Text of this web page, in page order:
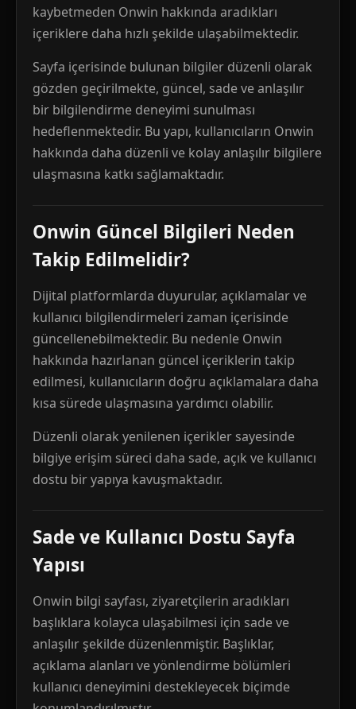
kaybetmeden Onwin hakkında aradıkları
içeriklere daha hızlı şekilde ulaşabilmektedir.
Sayfa içerisinde bulunan bilgiler düzenli olarak
gözden geçirilmekte, güncel, sade ve anlaşılır
bir bilgilendirme deneyimi sunulması
hedeflenmektedir. Bu yapı, kullanıcıların Onwin
hakkında daha düzenli ve kolay anlaşılır bilgilere
ulaşmasına katkı sağlamaktadır.
Onwin Güncel Bilgileri Neden
Takip Edilmelidir?
Dijital platformlarda duyurular, açıklamalar ve
kullanıcı bilgilendirmeleri zaman içerisinde
güncellenebilmektedir. Bu nedenle Onwin
hakkında hazırlanan güncel içeriklerin takip
edilmesi, kullanıcıların doğru açıklamalara daha
kısa sürede ulaşmasına yardımcı olabilir.
Düzenli olarak yenilenen içerikler sayesinde
bilgiye erişim süreci daha sade, açık ve kullanıcı
dostu bir yapıya kavuşmaktadır.
Sade ve Kullanıcı Dostu Sayfa
Yapısı
Onwin bilgi sayfası, ziyaretçilerin aradıkları
başlıklara kolayca ulaşabilmesi için sade ve
anlaşılır şekilde düzenlenmiştir. Başlıklar,
açıklama alanları ve yönlendirme bölümleri
kullanıcı deneyimini destekleyecek biçimde